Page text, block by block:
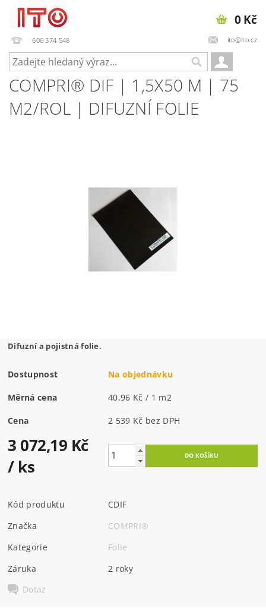
606 374 548 ito@ito.cz
0 Kč
COMPRI® DIF | 1,5X50 M | 75
M2/ROL | DIFUZNÍ FOLIE
Difuzní a pojistná folie.
Dostupnost Na objednávku
Měrná cena 40,96 Kč / 1 m2
Cena 2 539 Kč bez DPH
3 072,19 Kč
/ ks
Kód produktu
CDIF
Značka
COMPRI®
Kategorie
Folie
Záruka
2 roky
Dotaz